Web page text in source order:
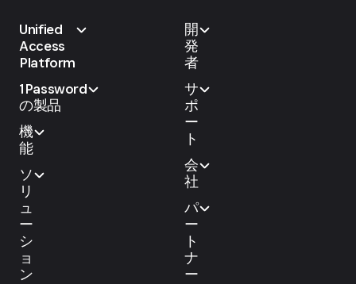
Unified
Access
Platform
1Password
の製品
機
能
ソ
リ
ュ
ー
シ
ョ
ン
開
発
者
サ
ポ
ー
ト
会
社
パ
ー
ト
ナ
ー